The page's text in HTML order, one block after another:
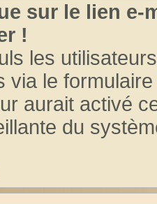
sur le lien e-
!
les
via le
aurait activé
du